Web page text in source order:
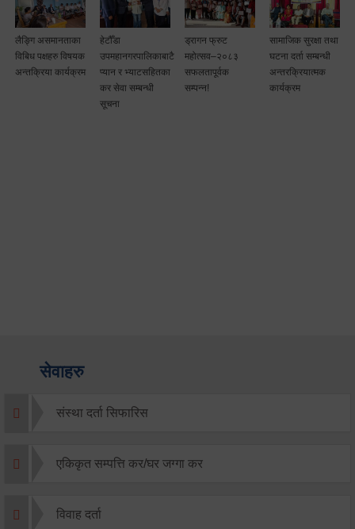
लैङ्गि असमानताका
विबिध पक्षहरु विषयक
अन्तक्रिया कार्यक्रम
हेटौँडा
उपमहानगरपालिकाबाटै
प्यान र भ्याटसहितका
कर सेवा सम्बन्धी
सूचना
ड्रागन फ्रुट
महोत्सव–२०८३
सफलतापूर्वक
सम्पन्न!
सामाजिक सुरक्षा तथा
घटना दर्ता सम्बन्धी
अन्तरक्रियात्मक
कार्यक्रम
सेवाहरु
संस्था दर्ता सिफारिस
एकिकृत सम्पत्ति कर/घर जग्गा कर
विवाह दर्ता